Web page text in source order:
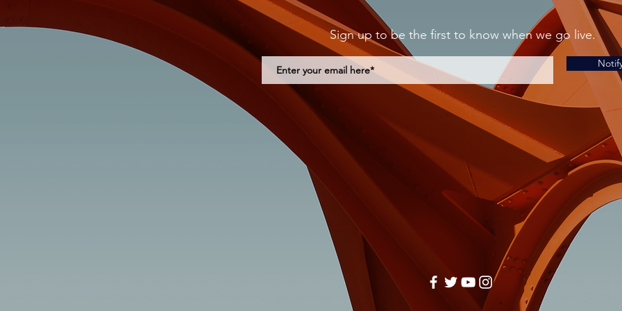
Sign up to be the first to know when we go live.